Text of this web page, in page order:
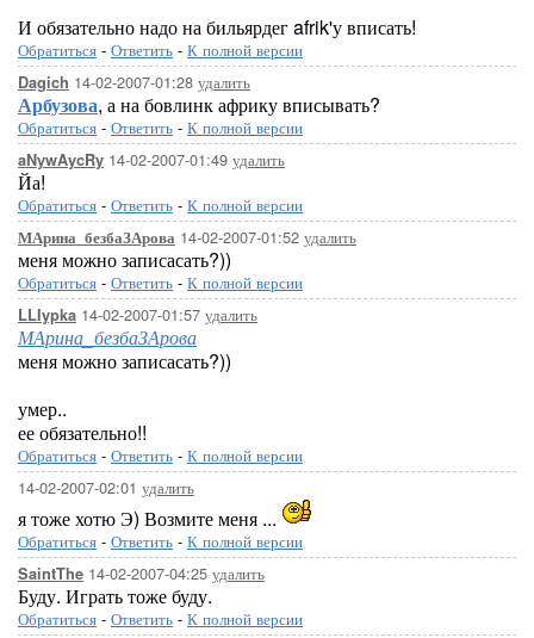
И обязательно надо на бильярдег afrik'у вписать!
Обратиться - Ответить - К полной версии
Dagich 14-02-2007-01:28 удалить
Арбузова, а на бовлинк африку вписывать?
Обратиться - Ответить - К полной версии
aNywAycRy 14-02-2007-01:49 удалить
Йа!
Обратиться - Ответить - К полной версии
МАрина_безбаЗАрова 14-02-2007-01:52 удалить
меня можно записасать?))
Обратиться - Ответить - К полной версии
LLIypka 14-02-2007-01:57 удалить
МАрина_безбаЗАрова
меня можно записасать?))
умер..
ее обязательно!!
Обратиться - Ответить - К полной версии
14-02-2007-02:01 удалить
я тоже хотю Э) Возмите меня ...
Обратиться - Ответить - К полной версии
SaintThe 14-02-2007-04:25 удалить
Буду. Играть тоже буду.
Обратиться - Ответить - К полной версии